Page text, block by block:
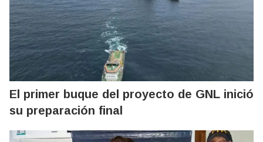
El primer buque del proyecto de GNL inició
su preparación final